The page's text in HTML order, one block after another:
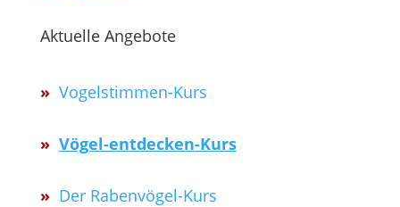
Aktuelle Angebote
» Vogelstimmen-Kurs
» Vögel-entdecken-Kurs
» Der Rabenvögel-Kurs